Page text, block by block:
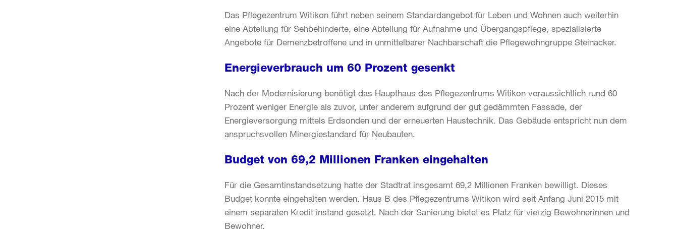
Das Pflegezentrum Witikon führt neben seinem Standardangebot für Leben und Wohnen auch weiterhin
eine Abteilung für Sehbehinderte, eine Abteilung für Aufnahme und Übergangspflege, spezialisierte
Angebote für Demenzbetroffene und in unmittelbarer Nachbarschaft die Pflegewohngruppe Steinacker.
Energieverbrauch um 60 Prozent gesenkt
Nach der Modernisierung benötigt das Haupthaus des Pflegezentrums Witikon voraussichtlich rund 60
Prozent weniger Energie als zuvor, unter anderem aufgrund der gut gedämmten Fassade, der
Energieversorgung mittels Erdsonden und der erneuerten Haustechnik. Das Gebäude entspricht nun dem
anspruchsvollen Minergiestandard für Neubauten.
Budget von 69,2 Millionen Franken eingehalten
Für die Gesamtinstandsetzung hatte der Stadtrat insgesamt 69,2 Millionen Franken bewilligt. Dieses
Budget konnte eingehalten werden. Haus B des Pflegezentrums Witikon wird seit Anfang Juni 2015 mit
einem separaten Kredit instand gesetzt. Nach der Sanierung bietet es Platz für vierzig Bewohnerinnen und
Bewohner.